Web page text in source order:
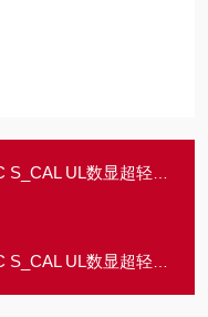
数显超轻大卡尺911.1415
数显超轻大卡尺911.1425